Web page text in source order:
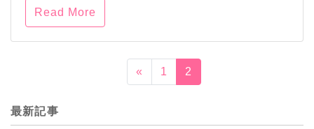
Read More
« 1 2
最新記事